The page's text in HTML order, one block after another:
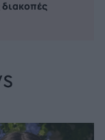
διακοπές